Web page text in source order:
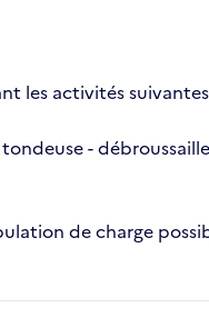
les activités
-
de charge